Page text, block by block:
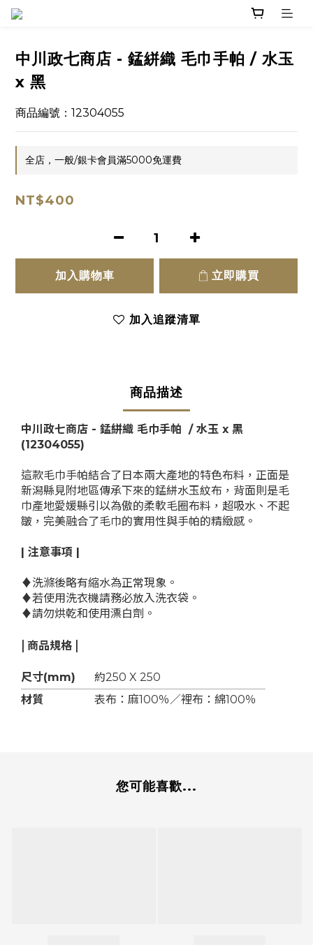
中川政七商店 - 錳絣織 毛巾手帕 / 水玉
x 黑
商品編號：12304055
全店，一般/銀卡會員滿5000免運費
NT$400
加入購物車 立即購買
加入追蹤清單
商品描述
中川政七商店 - 錳絣織 毛巾手帕 / 水玉 x 黑
(12304055)
這款毛巾手帕結合了日本兩大產地的特色布料，正面是
新潟縣見附地區傳承下來的錳絣水玉紋布，背面則是毛
巾產地愛媛縣引以為傲的柔軟毛圈布料，超吸水、不起
皺，完美融合了毛巾的實用性與手帕的精緻感。
| 注意事項 |
♦洗滌後略有縮水為正常現象。
♦若使用洗衣機請務必放入洗衣袋。
♦請勿烘乾和使用漂白劑。
| 商品規格 |
尺寸(mm)
約250 X 250
材質
表布：麻100％／裡布：綿100％
您可能喜歡...